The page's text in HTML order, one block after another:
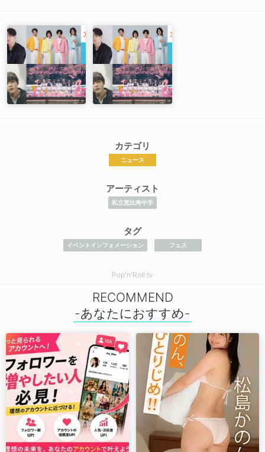
カテゴリ
ニュース
アーティスト
私立恵比寿中学
タグ
イベントインフォメーション フェス
Pop'n'Roll.tv
RECOMMEND